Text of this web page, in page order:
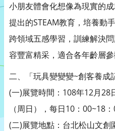
小朋友體會化想像為現實的
提出的STEAM教育，培養動
跨領域五感學習，訓練解決
容豐富精采，適合各年齡層參
二、「玩具變變變~創客養成
(一)展覽時間：108年12月28
（周日），每日10：00~18
(二)展覽地點：台北松山文創